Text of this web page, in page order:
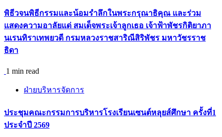
พิธีวจนพิธีกรรมและน้อมรำลึกในพระกรุณาธิคุณ และร่วม
แสดงความอาลัยแด่ สมเด็จพระเจ้าลูกเธอ เจ้าฟ้าพัชรกิติยาภา
นเรนทิราเทพยวดี กรมหลวงราชสาริณีสิริพัชร มหาวัชรราช
ธิดา
1 min read
ฝ่ายบริหารจัดการ
ประชุมคณะกรรมการบริหารโรงเรียนเซนต์หลุยส์ศึกษา ครั้งที่1
ประจำปี 2569